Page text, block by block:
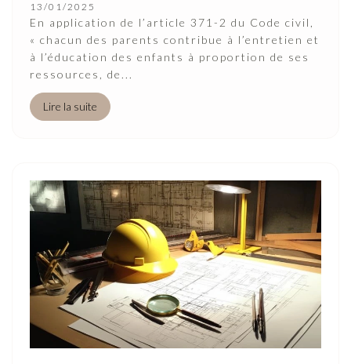
13/01/2025
En application de l’article 371-2 du Code civil,
« chacun des parents contribue à l’entretien et
à l’éducation des enfants à proportion de ses
ressources, de...
Lire la suite